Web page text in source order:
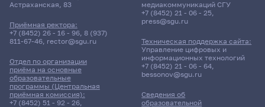
Астраханская, 83
Приёмная ректора:
+7 (8452) 26 - 16 - 96, 8 (937)
811-67-46, rector@sgu.ru
Отдел по организации
приёма на основные
образовательные
программы (Центральная
приёмная комиссия):
+7 (8452) 51 - 92 - 26,
Сведения об
образовательной
медиакоммуникаций СГУ
+7 (8452) 21 - 06 - 25,
press@sgu.ru
Техническая поддержка сайта:
Управление цифровых и
информационных технологий
+7 (8452) 21 - 06 - 64,
bessonov@sgu.ru